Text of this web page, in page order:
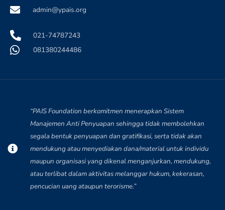
admin@ypais.org
021-74787243
081380244486
“PAIS Foundation berkomitmen menerapkan Sistem
Manajemen Anti Penyuapan sehingga tidak membolehkan
segala bentuk penyuapan dan gratifikasi, serta tidak akan
mendukung atau menyediakan dana/material untuk individu
maupun organisasi yang dikenal menganjurkan, mendukung,
atau terlibat dalam aktivitas melanggar hukum, kekerasan,
pencucian uang ataupun terorisme.”